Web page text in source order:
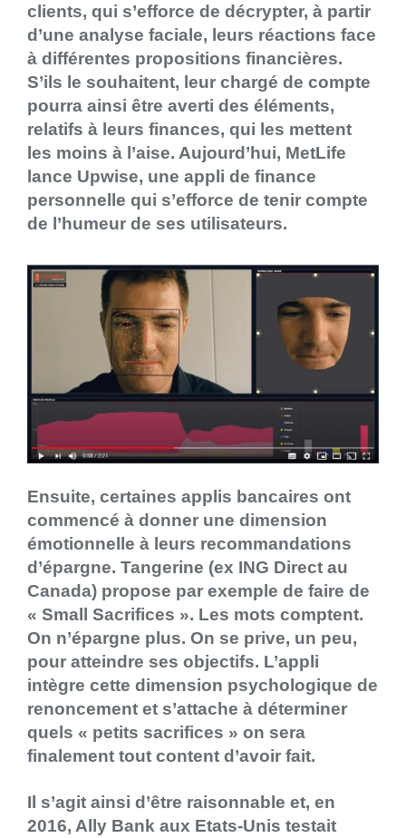
clients, qui s’efforce de décrypter, à partir
d’une analyse faciale, leurs réactions face
à différentes propositions financières.
S’ils le souhaitent, leur chargé de compte
pourra ainsi être averti des éléments,
relatifs à leurs finances, qui les mettent
les moins à l’aise. Aujourd’hui, MetLife
lance Upwise, une appli de finance
personnelle qui s’efforce de tenir compte
de l’humeur de ses utilisateurs.
Ensuite, certaines applis bancaires ont
commencé à donner une dimension
émotionnelle à leurs recommandations
d’épargne. Tangerine (ex ING Direct au
Canada) propose par exemple de faire de
« Small Sacrifices ». Les mots comptent.
On n’épargne plus. On se prive, un peu,
pour atteindre ses objectifs. L’appli
intègre cette dimension psychologique de
renoncement et s’attache à déterminer
quels « petits sacrifices » on sera
finalement tout content d’avoir fait.
Il s’agit ainsi d’être raisonnable et, en
2016, Ally Bank aux Etats-Unis testait